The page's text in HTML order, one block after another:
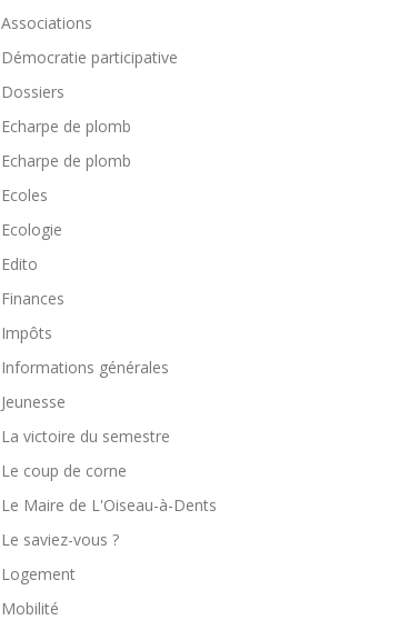
Associations
Démocratie participative
Dossiers
Echarpe de plomb
Echarpe de plomb
Ecoles
Ecologie
Edito
Finances
Impôts
Informations générales
Jeunesse
La victoire du semestre
Le coup de corne
Le Maire de L'Oiseau-à-Dents
Le saviez-vous ?
Logement
Mobilité